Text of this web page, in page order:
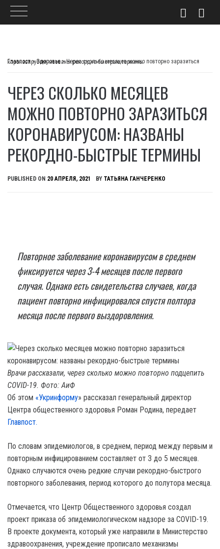
Главпост>Здоровье>
Через сколько месяцев можно повторно заразиться коронавирусом: названы рекордно-быстрые термины
ЧЕРЕЗ СКОЛЬКО МЕСЯЦЕВ
МОЖНО ПОВТОРНО ЗАРАЗИТЬСЯ
КОРОНАВИРУСОМ: НАЗВАНЫ
РЕКОРДНО-БЫСТРЫЕ ТЕРМИНЫ
PUBLISHED ON 20 АПРЕЛЯ, 2021 BY ТАТЬЯНА ГАНЧЕРЕНКО
Повторное заболевание коронавирусом в среднем
фиксируется через 3-4 месяцев после первого
случая. Однако есть свидетельства случаев, когда
пациент повторно инфицировался спустя полтора
месяца после первого выздоровления.
Врачи рассказали, через сколько можно повторно подцепить
COVID-19. Фото: АиФ
Об этом «Укринформу» рассказал генеральный директор
Центра общественного здоровья Роман Родина, передает
Главпост.
По словам эпидемиологов, в среднем, период между первым и
повторным инфицированием составляет от 3 до 5 месяцев.
Однако случаются очень редкие случаи рекордно-быстрого
повторного заболевания, период которого до полутора месяца.
Отмечается, что Центр Общественного здоровья создал
проект приказа об эпидемиологическом надзоре за COVID-19.
В проекте документа, который уже направили в Министерство
здравоохранения, учреждение прописало механизмы